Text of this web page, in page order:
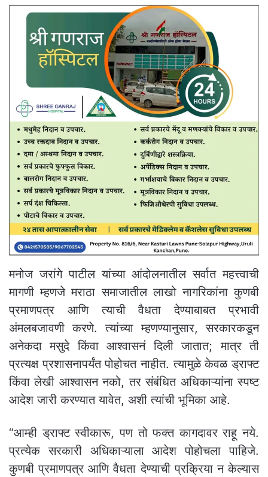
मनोज जरांगे पाटील यांच्या आंदोलनातील सर्वात महत्त्वाची
मागणी म्हणजे मराठा समाजातील लाखो नागरिकांना कुणबी
प्रमाणपत्र आणि त्याची वैधता देण्याबाबत प्रभावी
अंमलबजावणी करणे. त्यांच्या म्हणण्यानुसार, सरकारकडून
अनेकदा मसुदे किंवा आश्वासनं दिली जातात; मात्र ती
प्रत्यक्ष प्रशासनापर्यंत पोहोचत नाहीत. त्यामुळे केवळ ड्राफ्ट
किंवा लेखी आश्वासन नको, तर संबंधित अधिकाऱ्यांना स्पष्ट
आदेश जारी करण्यात यावेत, अशी त्यांची भूमिका आहे.
“आम्ही ड्राफ्ट स्वीकारू, पण तो फक्त कागदावर राहू नये.
प्रत्येक सरकारी अधिकाऱ्याला आदेश पोहोचला पाहिजे.
कुणबी प्रमाणपत्र आणि वैधता देण्याची प्रक्रिया न केल्यास